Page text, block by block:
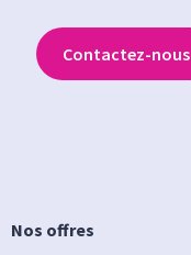
Nos offres
Contactez-nous